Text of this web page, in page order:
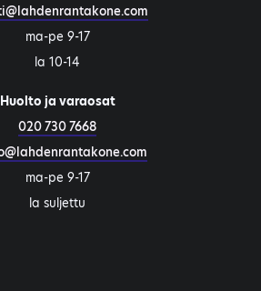
ma-pe 9-17
la 10-14
Huolto ja varaosat
020 730 7668
ma-pe 9-17
la suljettu